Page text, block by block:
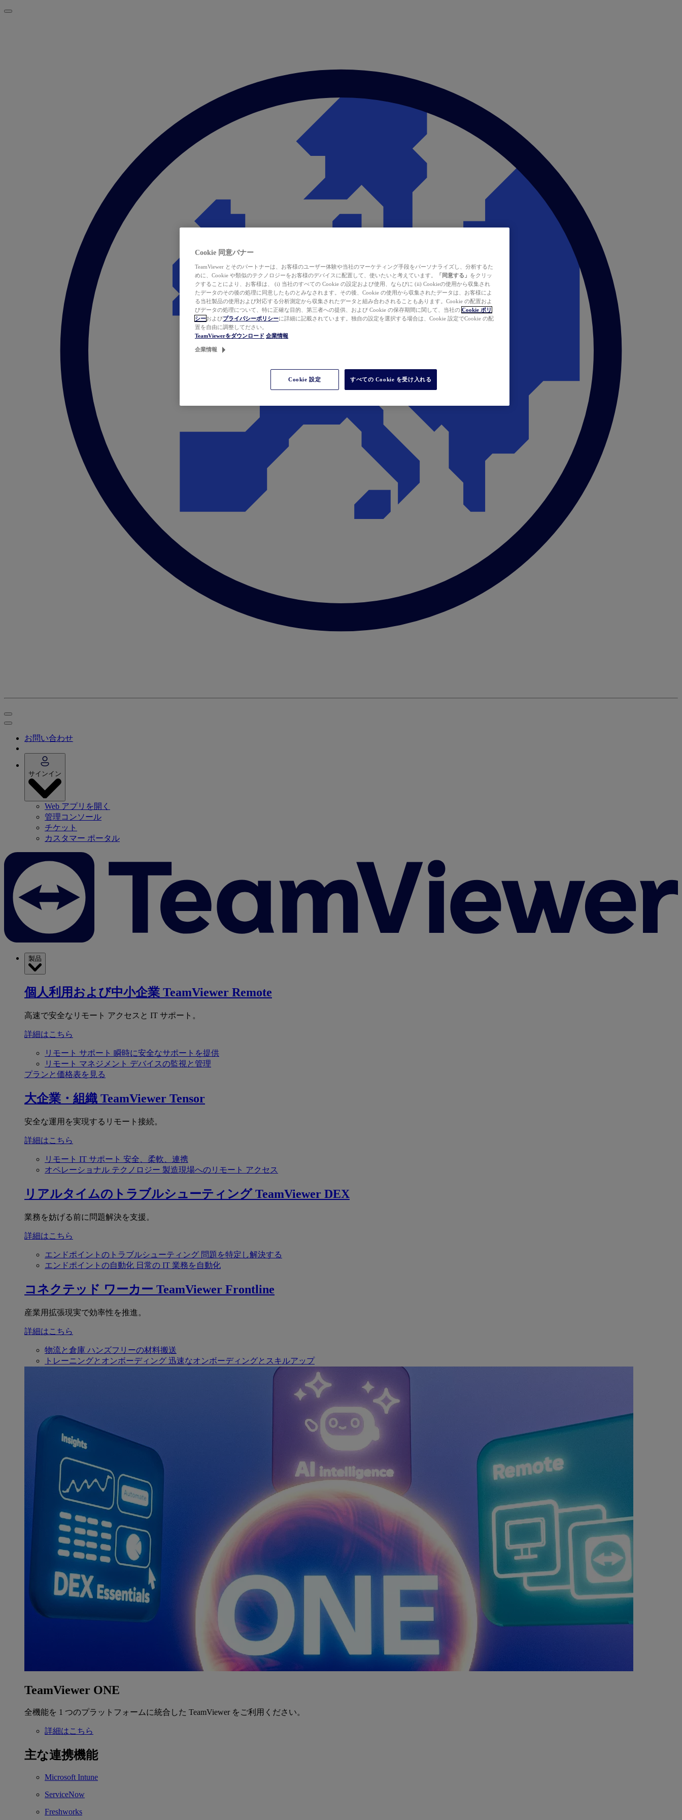
お問い合わせ
サインイン
Web アプリを開く
管理コンソール
チケット
カスタマー ポータル
製品
個人利用および中小企業 TeamViewer Remote
高速で安全なリモート アクセスと IT サポート。
詳細はこちら
リモート サポート 瞬時に安全なサポートを提供
リモート マネジメント デバイスの監視と管理
プランと価格表を見る
大企業・組織 TeamViewer Tensor
安全な運用を実現するリモート接続。
詳細はこちら
リモート IT サポート 安全、柔軟、連携
オペレーショナル テクノロジー 製造現場へのリモート アクセス
リアルタイムのトラブルシューティング TeamViewer DEX
業務を妨げる前に問題解決を支援。
詳細はこちら
エンドポイントのトラブルシューティング 問題を特定し解決する
エンドポイントの自動化 日常の IT 業務を自動化
コネクテッド ワーカー TeamViewer Frontline
産業用拡張現実で効率性を推進。
詳細はこちら
物流と倉庫 ハンズフリーの材料搬送
トレーニングとオンボーディング 迅速なオンボーディングとスキルアップ
TeamViewer ONE
全機能を 1 つのプラットフォームに統合した TeamViewer をご利用ください。
詳細はこちら
主な連携機能
Microsoft Intune
ServiceNow
Freshworks
Cookie 同意バナー
TeamViewer とそのパートナーは、お客様のユーザー体験や当社のマーケティング手段をパーソナライズし、分析するた
めに、Cookie や類似のテクノロジーをお客様のデバイスに配置して、使いたいと考えています。
「同意する」 をクリッ
クすることにより、お客様は、 (i) 当社のすべての Cookie の設定および使用、ならびに (ii) Cookieの使用から収集され
たデータのその後の処理に同意したものとみなされます。その後、Cookie の使用から収集されたデータは、お客様によ
る当社製品の使用および対応する分析測定から収集されたデータと組み合わされることもあります。Cookie の配置およ
びデータの処理について、特に正確な目的、第三者への提供、および Cookie の保存期間に関して、当社の Cookie ポリ
シーおよびプライバシーポリシーに詳細に記載されています。独自の設定を選択する場合は、Cookie 設定でCookie の配
置を自由に調整してださい。
TeamViewerをダウンロード 企業情報
企業情報
Cookie 設定 すべての Cookie を受け入れる